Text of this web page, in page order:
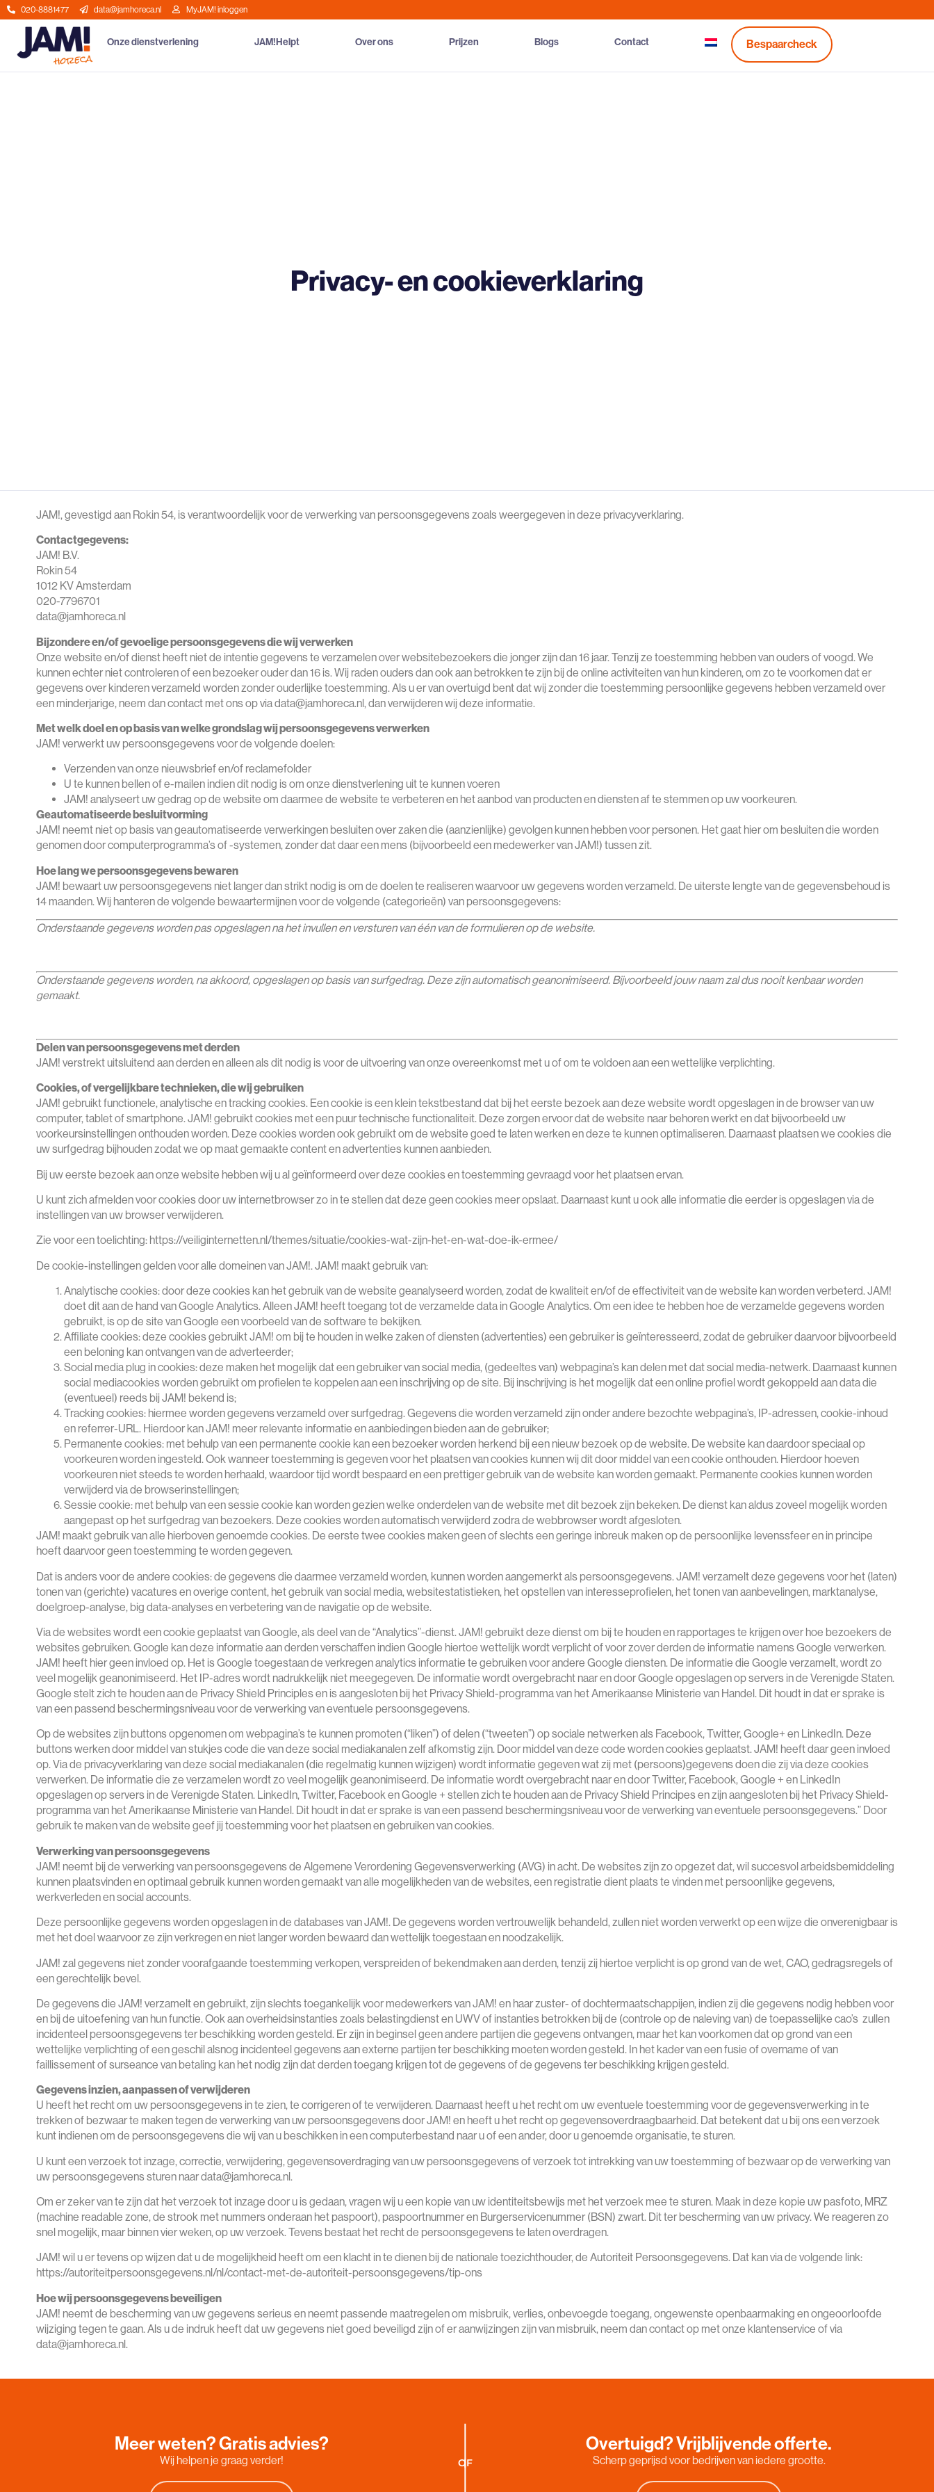
020-8881477 data@jamhoreca.nl MyJAM! inloggen
Onze dienstverlening JAM!Helpt Over ons Prijzen Blogs Contact Bespaarcheck
Privacy- en cookieverklaring
JAM!, gevestigd aan Rokin 54, is verantwoordelijk voor de verwerking van persoonsgegevens zoals weergegeven in deze privacyverklaring.
Contactgegevens:
JAM! B.V.
Rokin 54
1012 KV Amsterdam
020-7796701
data@jamhoreca.nl
Bijzondere en/of gevoelige persoonsgegevens die wij verwerken
Onze website en/of dienst heeft niet de intentie gegevens te verzamelen over websitebezoekers die jonger zijn dan 16 jaar. Tenzij ze toestemming hebben van ouders of voogd. We
kunnen echter niet controleren of een bezoeker ouder dan 16 is. Wij raden ouders dan ook aan betrokken te zijn bij de online activiteiten van hun kinderen, om zo te voorkomen dat er
gegevens over kinderen verzameld worden zonder ouderlijke toestemming. Als u er van overtuigd bent dat wij zonder die toestemming persoonlijke gegevens hebben verzameld over
een minderjarige, neem dan contact met ons op via data@jamhoreca.nl, dan verwijderen wij deze informatie.
Met welk doel en op basis van welke grondslag wij persoonsgegevens verwerken
JAM! verwerkt uw persoonsgegevens voor de volgende doelen:
Verzenden van onze nieuwsbrief en/of reclamefolder
U te kunnen bellen of e-mailen indien dit nodig is om onze dienstverlening uit te kunnen voeren
JAM! analyseert uw gedrag op de website om daarmee de website te verbeteren en het aanbod van producten en diensten af te stemmen op uw voorkeuren.
Geautomatiseerde besluitvorming
JAM! neemt niet op basis van geautomatiseerde verwerkingen besluiten over zaken die (aanzienlijke) gevolgen kunnen hebben voor personen. Het gaat hier om besluiten die worden
genomen door computerprogramma’s of -systemen, zonder dat daar een mens (bijvoorbeeld een medewerker van JAM!) tussen zit.
Hoe lang we persoonsgegevens bewaren
JAM! bewaart uw persoonsgegevens niet langer dan strikt nodig is om de doelen te realiseren waarvoor uw gegevens worden verzameld. De uiterste lengte van de gegevensbehoud is
14 maanden. Wij hanteren de volgende bewaartermijnen voor de volgende (categorieën) van persoonsgegevens:
Onderstaande gegevens worden pas opgeslagen na het invullen en versturen van één van de formulieren op de website.
Onderstaande gegevens worden, na akkoord, opgeslagen op basis van surfgedrag. Deze zijn automatisch geanonimiseerd. Bijvoorbeeld jouw naam zal dus nooit kenbaar worden
gemaakt.
Delen van persoonsgegevens met derden
JAM! verstrekt uitsluitend aan derden en alleen als dit nodig is voor de uitvoering van onze overeenkomst met u of om te voldoen aan een wettelijke verplichting.
Cookies, of vergelijkbare technieken, die wij gebruiken
JAM! gebruikt functionele, analytische en tracking cookies. Een cookie is een klein tekstbestand dat bij het eerste bezoek aan deze website wordt opgeslagen in de browser van uw
computer, tablet of smartphone. JAM! gebruikt cookies met een puur technische functionaliteit. Deze zorgen ervoor dat de website naar behoren werkt en dat bijvoorbeeld uw
voorkeursinstellingen onthouden worden. Deze cookies worden ook gebruikt om de website goed te laten werken en deze te kunnen optimaliseren. Daarnaast plaatsen we cookies die
uw surfgedrag bijhouden zodat we op maat gemaakte content en advertenties kunnen aanbieden.
Bij uw eerste bezoek aan onze website hebben wij u al geïnformeerd over deze cookies en toestemming gevraagd voor het plaatsen ervan.
U kunt zich afmelden voor cookies door uw internetbrowser zo in te stellen dat deze geen cookies meer opslaat. Daarnaast kunt u ook alle informatie die eerder is opgeslagen via de
instellingen van uw browser verwijderen.
Zie voor een toelichting: https://veiliginternetten.nl/themes/situatie/cookies-wat-zijn-het-en-wat-doe-ik-ermee/
De cookie-instellingen gelden voor alle domeinen van JAM!. JAM! maakt gebruik van:
Analytische cookies: door deze cookies kan het gebruik van de website geanalyseerd worden, zodat de kwaliteit en/of de effectiviteit van de website kan worden verbeterd. JAM!
doet dit aan de hand van Google Analytics. Alleen JAM! heeft toegang tot de verzamelde data in Google Analytics. Om een idee te hebben hoe de verzamelde gegevens worden
gebruikt, is op de site van Google een voorbeeld van de software te bekijken.
Affiliate cookies: deze cookies gebruikt JAM! om bij te houden in welke zaken of diensten (advertenties) een gebruiker is geïnteresseerd, zodat de gebruiker daarvoor bijvoorbeeld
een beloning kan ontvangen van de adverteerder;
Social media plug in cookies: deze maken het mogelijk dat een gebruiker van social media, (gedeeltes van) webpagina’s kan delen met dat social media-netwerk. Daarnaast kunnen
social mediacookies worden gebruikt om profielen te koppelen aan een inschrijving op de site. Bij inschrijving is het mogelijk dat een online profiel wordt gekoppeld aan data die
(eventueel) reeds bij JAM! bekend is;
Tracking cookies: hiermee worden gegevens verzameld over surfgedrag. Gegevens die worden verzameld zijn onder andere bezochte webpagina’s, IP-adressen, cookie-inhoud
en referrer-URL. Hierdoor kan JAM! meer relevante informatie en aanbiedingen bieden aan de gebruiker;
Permanente cookies: met behulp van een permanente cookie kan een bezoeker worden herkend bij een nieuw bezoek op de website. De website kan daardoor speciaal op
voorkeuren worden ingesteld. Ook wanneer toestemming is gegeven voor het plaatsen van cookies kunnen wij dit door middel van een cookie onthouden. Hierdoor hoeven
voorkeuren niet steeds te worden herhaald, waardoor tijd wordt bespaard en een prettiger gebruik van de website kan worden gemaakt. Permanente cookies kunnen worden
verwijderd via de browserinstellingen;
Sessie cookie: met behulp van een sessie cookie kan worden gezien welke onderdelen van de website met dit bezoek zijn bekeken. De dienst kan aldus zoveel mogelijk worden
aangepast op het surfgedrag van bezoekers. Deze cookies worden automatisch verwijderd zodra de webbrowser wordt afgesloten.
JAM! maakt gebruik van alle hierboven genoemde cookies. De eerste twee cookies maken geen of slechts een geringe inbreuk maken op de persoonlijke levenssfeer en in principe
hoeft daarvoor geen toestemming te worden gegeven.
Dat is anders voor de andere cookies: de gegevens die daarmee verzameld worden, kunnen worden aangemerkt als persoonsgegevens. JAM! verzamelt deze gegevens voor het (laten)
tonen van (gerichte) vacatures en overige content, het gebruik van social media, websitestatistieken, het opstellen van interesseprofielen, het tonen van aanbevelingen, marktanalyse,
doelgroep-analyse, big data-analyses en verbetering van de navigatie op de website.
Via de websites wordt een cookie geplaatst van Google, als deel van de “Analytics”-dienst. JAM! gebruikt deze dienst om bij te houden en rapportages te krijgen over hoe bezoekers de
websites gebruiken. Google kan deze informatie aan derden verschaffen indien Google hiertoe wettelijk wordt verplicht of voor zover derden de informatie namens Google verwerken.
JAM! heeft hier geen invloed op. Het is Google toegestaan de verkregen analytics informatie te gebruiken voor andere Google diensten. De informatie die Google verzamelt, wordt zo
veel mogelijk geanonimiseerd. Het IP-adres wordt nadrukkelijk niet meegegeven. De informatie wordt overgebracht naar en door Google opgeslagen op servers in de Verenigde Staten.
Google stelt zich te houden aan de Privacy Shield Principles en is aangesloten bij het Privacy Shield-programma van het Amerikaanse Ministerie van Handel. Dit houdt in dat er sprake is
van een passend beschermingsniveau voor de verwerking van eventuele persoonsgegevens.
Op de websites zijn buttons opgenomen om webpagina’s te kunnen promoten (“liken”) of delen (“tweeten”) op sociale netwerken als Facebook, Twitter, Google+ en LinkedIn. Deze
buttons werken door middel van stukjes code die van deze social mediakanalen zelf afkomstig zijn. Door middel van deze code worden cookies geplaatst. JAM! heeft daar geen invloed
op. Via de privacyverklaring van deze social mediakanalen (die regelmatig kunnen wijzigen) wordt informatie gegeven wat zij met (persoons)gegevens doen die zij via deze cookies
verwerken. De informatie die ze verzamelen wordt zo veel mogelijk geanonimiseerd. De informatie wordt overgebracht naar en door Twitter, Facebook, Google + en LinkedIn
opgeslagen op servers in de Verenigde Staten. LinkedIn, Twitter, Facebook en Google + stellen zich te houden aan de Privacy Shield Principes en zijn aangesloten bij het Privacy Shield-
programma van het Amerikaanse Ministerie van Handel. Dit houdt in dat er sprake is van een passend beschermingsniveau voor de verwerking van eventuele persoonsgegevens.” Door
gebruik te maken van de website geef jij toestemming voor het plaatsen en gebruiken van cookies.
Verwerking van persoonsgegevens
JAM! neemt bij de verwerking van persoonsgegevens de Algemene Verordening Gegevensverwerking (AVG) in acht. De websites zijn zo opgezet dat, wil succesvol arbeidsbemiddeling
kunnen plaatsvinden en optimaal gebruik kunnen worden gemaakt van alle mogelijkheden van de websites, een registratie dient plaats te vinden met persoonlijke gegevens,
werkverleden en social accounts.
Deze persoonlijke gegevens worden opgeslagen in de databases van JAM!. De gegevens worden vertrouwelijk behandeld, zullen niet worden verwerkt op een wijze die onverenigbaar is
met het doel waarvoor ze zijn verkregen en niet langer worden bewaard dan wettelijk toegestaan en noodzakelijk.
JAM! zal gegevens niet zonder voorafgaande toestemming verkopen, verspreiden of bekendmaken aan derden, tenzij zij hiertoe verplicht is op grond van de wet, CAO, gedragsregels of
een gerechtelijk bevel.
De gegevens die JAM! verzamelt en gebruikt, zijn slechts toegankelijk voor medewerkers van JAM! en haar zuster- of dochtermaatschappijen, indien zij die gegevens nodig hebben voor
en bij de uitoefening van hun functie. Ook aan overheidsinstanties zoals belastingdienst en UWV of instanties betrokken bij de (controle op de naleving van) de toepasselijke cao’s zullen
incidenteel persoonsgegevens ter beschikking worden gesteld. Er zijn in beginsel geen andere partijen die gegevens ontvangen, maar het kan voorkomen dat op grond van een
wettelijke verplichting of een geschil alsnog incidenteel gegevens aan externe partijen ter beschikking moeten worden gesteld. In het kader van een fusie of overname of van
faillissement of surseance van betaling kan het nodig zijn dat derden toegang krijgen tot de gegevens of de gegevens ter beschikking krijgen gesteld.
Gegevens inzien, aanpassen of verwijderen
U heeft het recht om uw persoonsgegevens in te zien, te corrigeren of te verwijderen. Daarnaast heeft u het recht om uw eventuele toestemming voor de gegevensverwerking in te
trekken of bezwaar te maken tegen de verwerking van uw persoonsgegevens door JAM! en heeft u het recht op gegevensoverdraagbaarheid. Dat betekent dat u bij ons een verzoek
kunt indienen om de persoonsgegevens die wij van u beschikken in een computerbestand naar u of een ander, door u genoemde organisatie, te sturen.
U kunt een verzoek tot inzage, correctie, verwijdering, gegevensoverdraging van uw persoonsgegevens of verzoek tot intrekking van uw toestemming of bezwaar op de verwerking van
uw persoonsgegevens sturen naar data@jamhoreca.nl.
Om er zeker van te zijn dat het verzoek tot inzage door u is gedaan, vragen wij u een kopie van uw identiteitsbewijs met het verzoek mee te sturen. Maak in deze kopie uw pasfoto, MRZ
(machine readable zone, de strook met nummers onderaan het paspoort), paspoortnummer en Burgerservicenummer (BSN) zwart. Dit ter bescherming van uw privacy. We reageren zo
snel mogelijk, maar binnen vier weken, op uw verzoek. Tevens bestaat het recht de persoonsgegevens te laten overdragen.
JAM! wil u er tevens op wijzen dat u de mogelijkheid heeft om een klacht in te dienen bij de nationale toezichthouder, de Autoriteit Persoonsgegevens. Dat kan via de volgende link:
https://autoriteitpersoonsgegevens.nl/nl/contact-met-de-autoriteit-persoonsgegevens/tip-ons
Hoe wij persoonsgegevens beveiligen
JAM! neemt de bescherming van uw gegevens serieus en neemt passende maatregelen om misbruik, verlies, onbevoegde toegang, ongewenste openbaarmaking en ongeoorloofde
wijziging tegen te gaan. Als u de indruk heeft dat uw gegevens niet goed beveiligd zijn of er aanwijzingen zijn van misbruik, neem dan contact op met onze klantenservice of via
data@jamhoreca.nl.
Meer weten? Gratis advies?
Wij helpen je graag verder! OF
Overtuigd? Vrijblijvende offerte.
Scherp geprijsd voor bedrijven van iedere grootte.